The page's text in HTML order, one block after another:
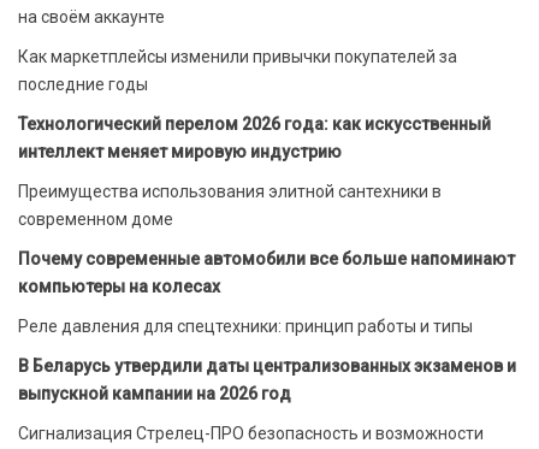
на своём аккаунте
Как маркетплейсы изменили привычки покупателей за
последние годы
Технологический перелом 2026 года: как искусственный
интеллект меняет мировую индустрию
Преимущества использования элитной сантехники в
современном доме
Почему современные автомобили все больше напоминают
компьютеры на колесах
Реле давления для спецтехники: принцип работы и типы
В Беларусь утвердили даты централизованных экзаменов и
выпускной кампании на 2026 год
Сигнализация Стрелец-ПРО безопасность и возможности